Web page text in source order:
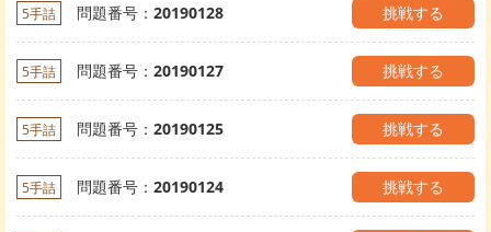
5手詰 問題番号： 20190128 挑戦する
5手詰 問題番号： 20190127 挑戦する
5手詰 問題番号： 20190125 挑戦する
5手詰 問題番号： 20190124 挑戦する